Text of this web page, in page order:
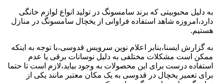
به دلیل محبوبیتی که برند سامسونگ در تولید انواع لوازم خانگی
دارد،امروزه شاهد استفاده فراوانی از یخچال سامسونگ در منازل
هستیم.
به گزارش ایسنا،بنابر اعلام نوین سرویس قدوسی،با توجه به اینکه
ممکن است مشکلات مختلفی به دلیل نوسانات برقی یا عدم
استفاده درست برای این محصولات به وجود بیاید،لازم است تا حتما
برای تعمیر یخچال در قدوسی به یک مکان معتبر مانند یکی از